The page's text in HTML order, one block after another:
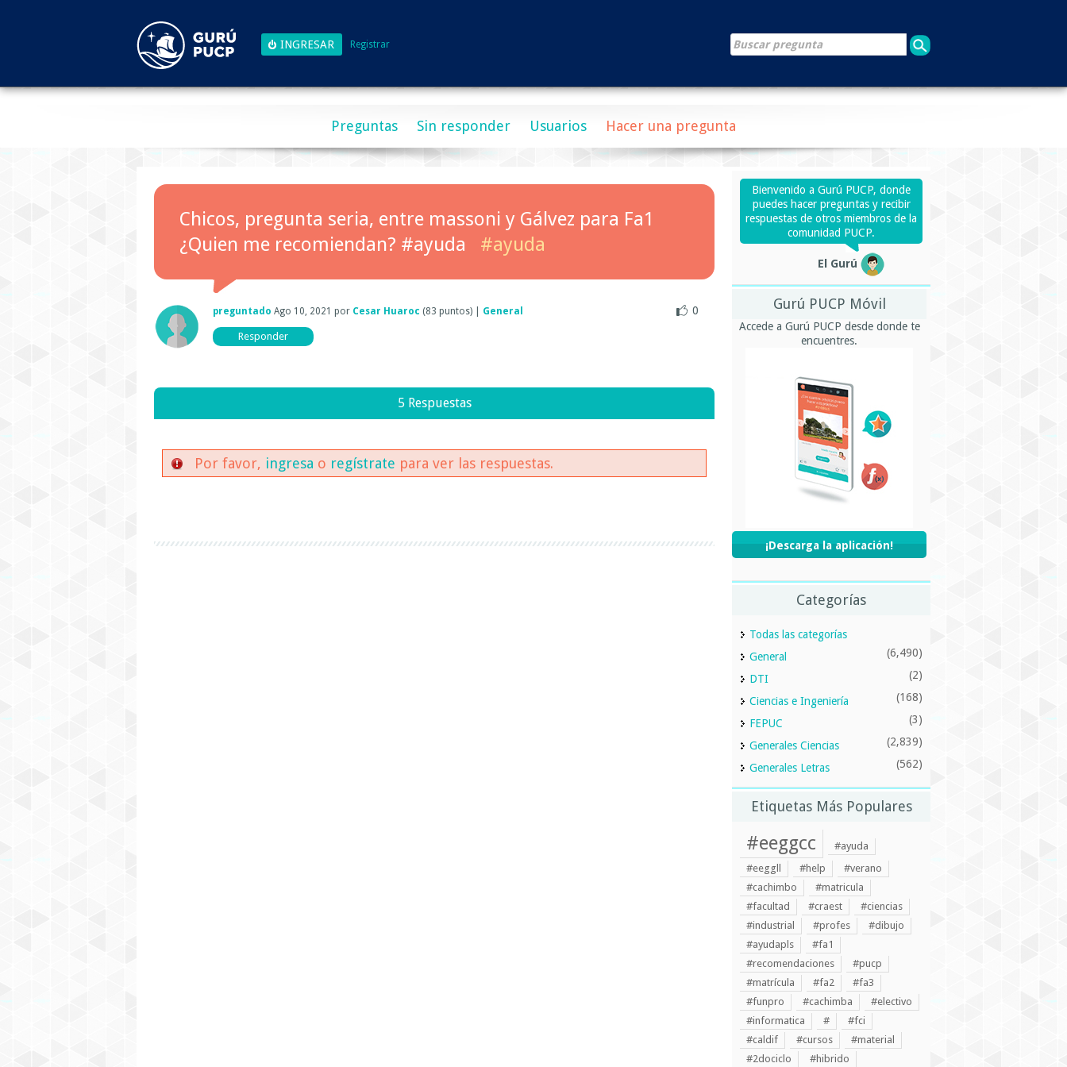
Registrar
Preguntas Sin responder Usuarios Hacer una pregunta
Chicos, pregunta seria, entre massoni y Gálvez para Fa1
¿Quien me recomiendan? #ayuda
#ayuda
0
preguntado Ago 10, 2021 por Cesar Huaroc (83 puntos) General
5 Respuestas
Por favor, ingresa o regístrate para ver las respuestas.
Bienvenido a Gurú PUCP, donde
puedes hacer preguntas y recibir
respuestas de otros miembros de la
comunidad PUCP.
El Gurú
Gurú PUCP Móvil
Accede a Gurú PUCP desde donde te
encuentres.
¡Descarga la aplicación!
Categorías
Todas las categorías
General
(6,490)
DTI (2)
Ciencias e Ingeniería (168)
FEPUC (3)
Generales Ciencias (2,839)
Generales Letras (562)
Etiquetas Más Populares
#eeggcc
#ayuda
#eeggll
#help
#verano
#cachimbo
#matricula
#facultad
#craest
#ciencias
#industrial
#profes
#dibujo
#ayudapls
#fa1
#recomendaciones
#pucp
#matrícula
#fa2
#fa3
#funpro
#cachimba
#electivo
#informatica
#
#fci
#caldif
#cursos
#material
#2dociclo
#hibrido